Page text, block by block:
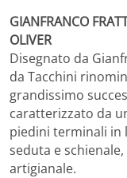
GIANFRANCO
OLIVER
Disegnato da
da Tacchini
grandissimo
caratterizzato da
piedini terminali in
seduta e
artigianale.